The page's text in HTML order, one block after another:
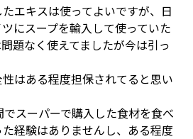
エキスは使ってよいですが、日
にスープを輸入して使っていた
題なく使えてましたが今は引っ
はある程度担保されてると思い
でスーパーで購入した食材を食べ
経験はありませんし、ある程度